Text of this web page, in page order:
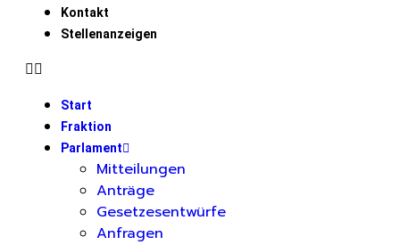
Kontakt
Stellenanzeigen
Start
Fraktion
Parlament
Mitteilungen
Anträge
Gesetzesentwürfe
Anfragen